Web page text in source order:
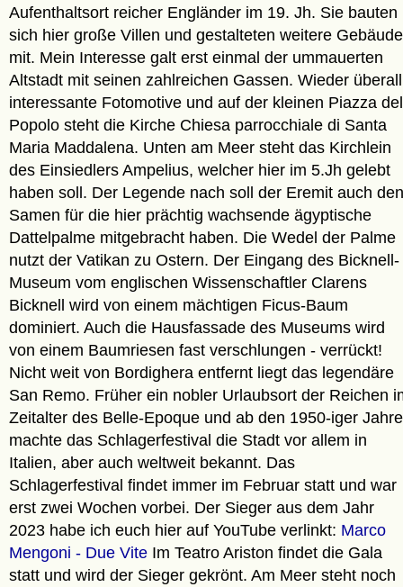
Aufenthaltsort reicher Engländer im 19. Jh. Sie bauten
sich hier große Villen und gestalteten weitere Gebäude
mit. Mein Interesse galt erst einmal der ummauerten
Altstadt mit seinen zahlreichen Gassen. Wieder überall
interessante Fotomotive und auf der kleinen Piazza del
Popolo steht die Kirche Chiesa parrocchiale di Santa
Maria Maddalena. Unten am Meer steht das Kirchlein
des Einsiedlers Ampelius, welcher hier im 5.Jh gelebt
haben soll. Der Legende nach soll der Eremit auch den
Samen für die hier prächtig wachsende ägyptische
Dattelpalme mitgebracht haben. Die Wedel der Palme
nutzt der Vatikan zu Ostern. Der Eingang des Bicknell-
Museum vom englischen Wissenschaftler Clarens
Bicknell wird von einem mächtigen Ficus-Baum
dominiert. Auch die Hausfassade des Museums wird
von einem Baumriesen fast verschlungen - verrückt!
Nicht weit von Bordighera entfernt liegt das legendäre
San Remo. Früher ein nobler Urlaubsort der Reichen
Zeitalter des Belle-Epoque und ab den 1950-iger
machte das Schlagerfestival die Stadt vor allem in
Italien, aber auch weltweit bekannt. Das
Schlagerfestival findet immer im Februar statt und war
erst zwei Wochen vorbei. Der Sieger aus dem Jahr
2023 habe ich euch hier auf YouTube verlinkt: Marco
Mengoni - Due Vite Im Teatro Ariston findet die Gala
statt und wird der Sieger gekrönt. Am Meer steht noch